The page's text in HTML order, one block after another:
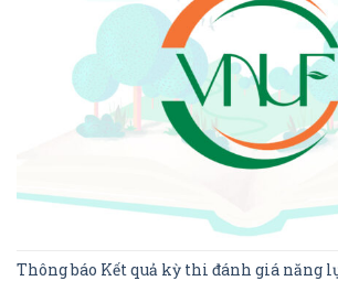
Thông báo Kết quả kỳ thi đánh giá năng